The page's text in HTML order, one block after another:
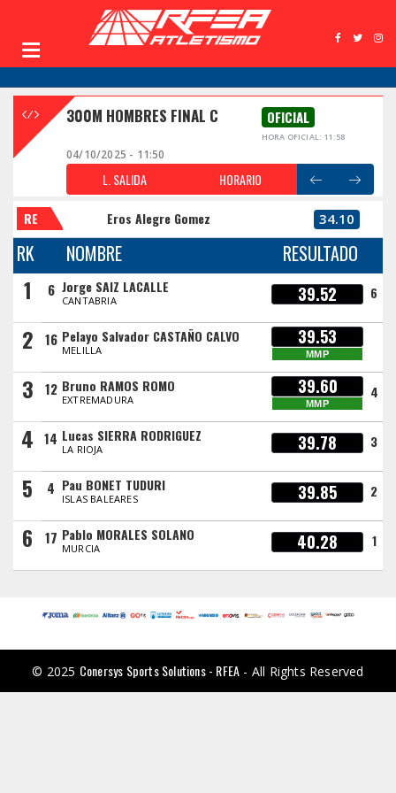
300M HOMBRES FINAL C OFICIAL
HORA OFICIAL: 11:58
04/10/2025 - 11:50
L. SALIDA HORARIO
RE Eros Alegre Gomez 34.10
RK NOMBRE RESULTADO
1 6 Jorge SAIZ LACALLE
CANTABRIA 39.52 6
2 16 Pelayo Salvador CASTAÑO CALVO
MELILLA
39.53
MMP
3 12 Bruno RAMOS ROMO
EXTREMADURA
39.60
MMP
4
4 14 Lucas SIERRA RODRIGUEZ
LA RIOJA 39.78 3
5 4 Pau BONET TUDURI
ISLAS BALEARES 39.85 2
6 17 Pablo MORALES SOLANO
MURCIA 40.28 1
© 2025 Conersys Sports Solutions - RFEA - All Rights Reserved